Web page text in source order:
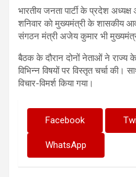
भारतीय जनता पार्टी के प्रदेश
शनिवार काे मुख्यमंत्री के शासकीय
संगठन मंत्री अजेय कुमार भी
बैठक के दौरान दोनों नेताओं ने
विभिन्न विषयों पर विस्तृत चर्चा की।
विचार-विमर्श किया गया।
Facebook
WhatsApp